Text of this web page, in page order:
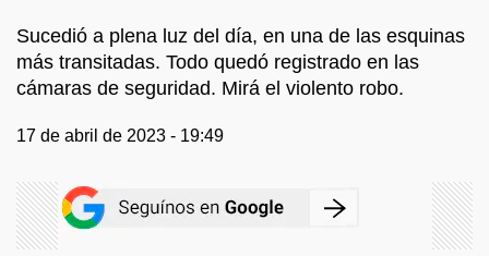
Sucedió a plena luz del día, en una de las esquinas
más transitadas. Todo quedó registrado en las
cámaras de seguridad. Mirá el violento robo.
17 de abril de 2023 - 19:49